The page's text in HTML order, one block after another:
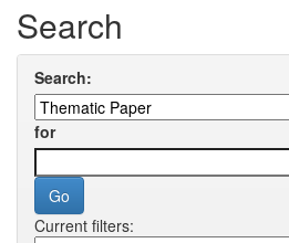
Search
Search:
for
Current filters: